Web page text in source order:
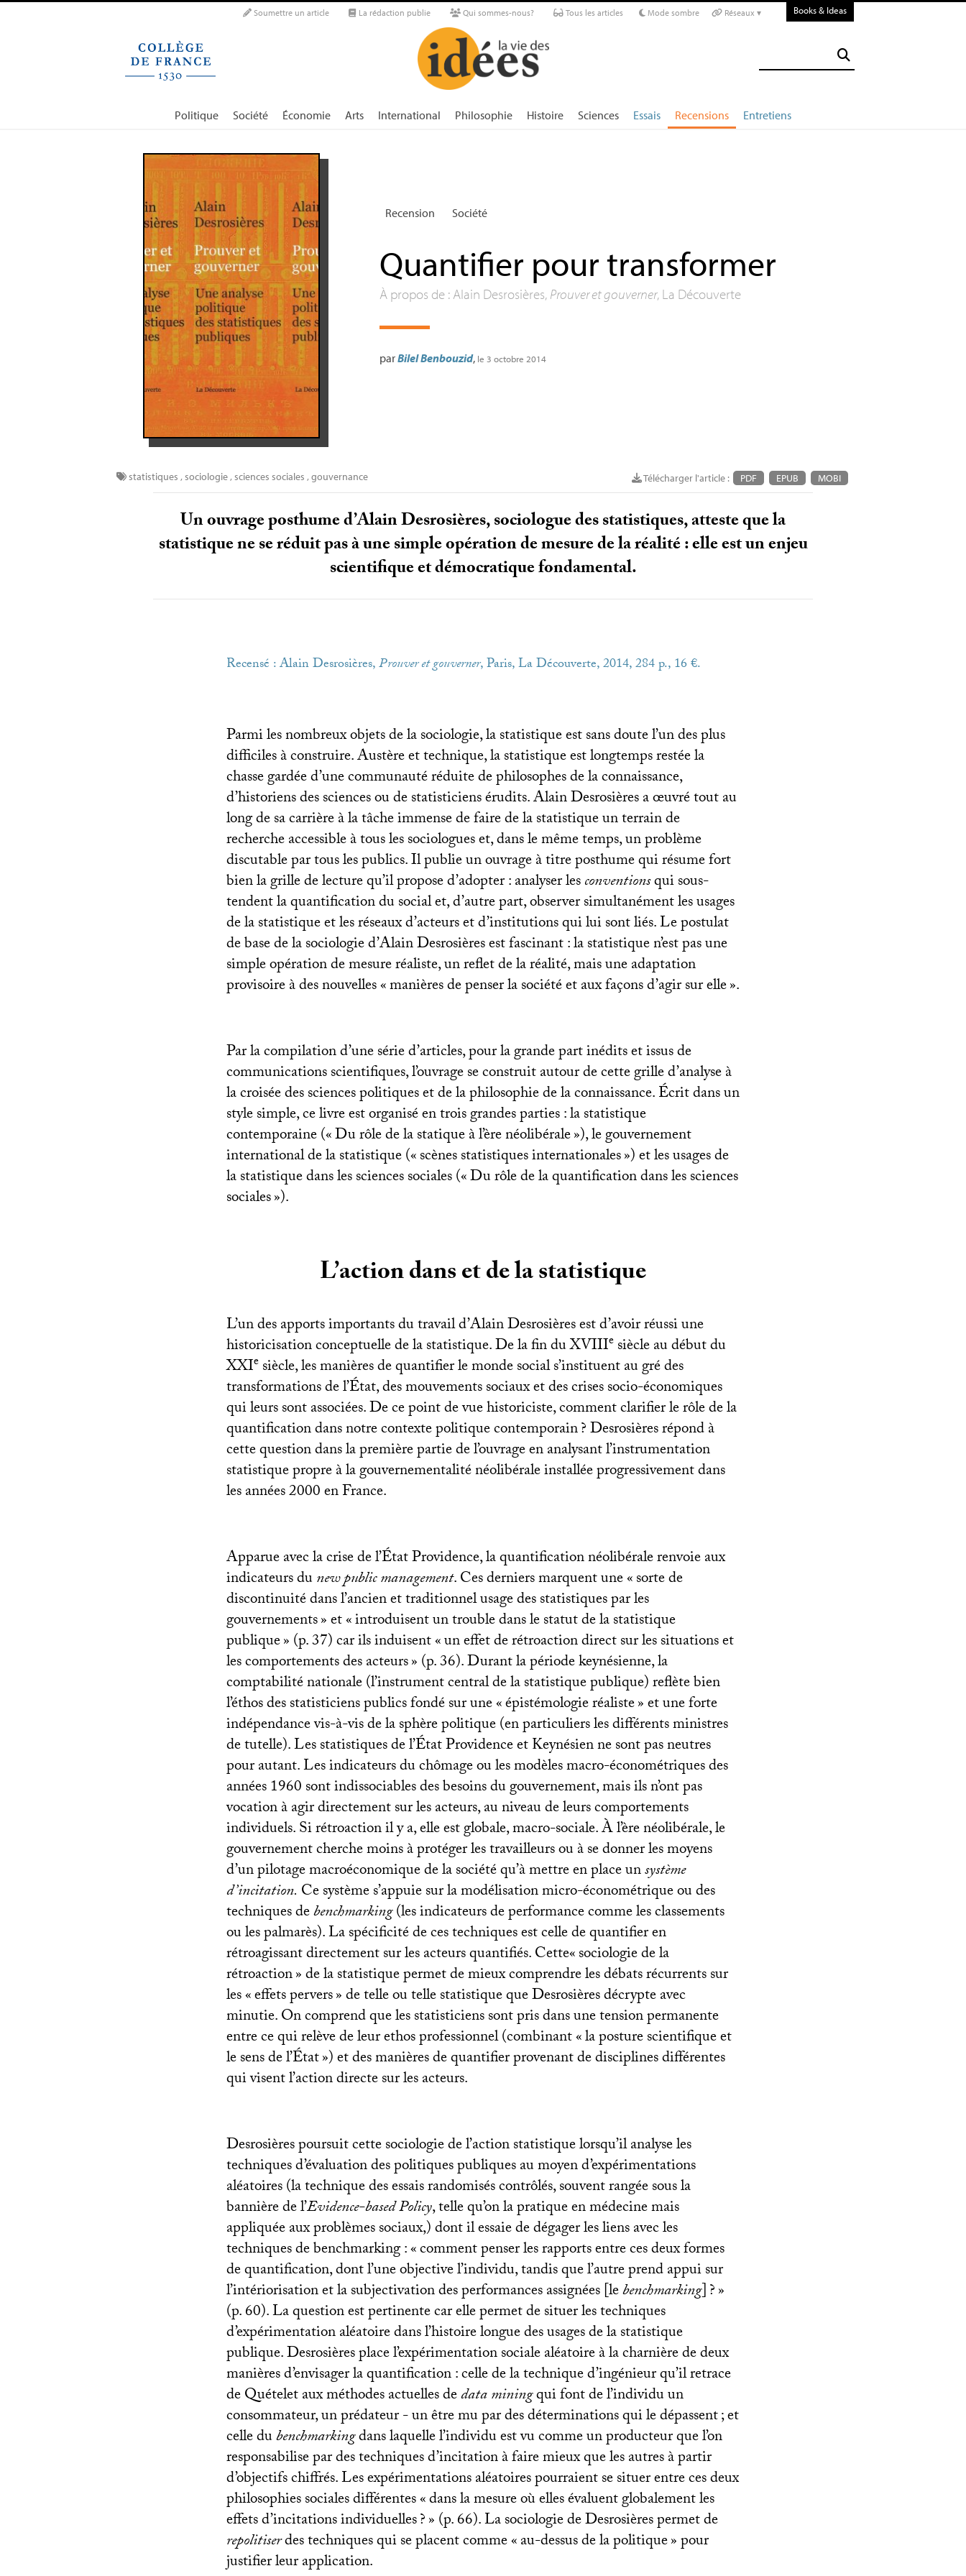
Soumettre un article La rédaction publie Qui sommes-nous? Tous les articles Mode sombre Réseaux ▾ Books & Ideas
Politique Société Économie Arts International Philosophie Histoire Sciences Essais Recensions Entretiens
Recension Société
Quantifier pour transformer
À propos de : Alain Desrosières, Prouver et gouverner, La Découverte
parBilel Benbouzid, le 3 octobre 2014
Télécharger l'article : PDF EPUB MOBI
statistiques ,sociologie,sciences sociales ,gouvernance
Un ouvrage posthume d’Alain Desrosières, sociologue des statistiques, atteste que la
statistique ne se réduit pas à une simple opération de mesure de la réalité : elle est un enjeu
scientifique et démocratique fondamental.
Recensé : Alain Desrosières,Prouver et gouverner, Paris, La Découverte, 2014, 284 p., 16 €.
Parmi les nombreux objets de la sociologie, la statistique est sans doute l’un des plus
difficiles à construire. Austère et technique, la statistique est longtemps restée la
chasse gardée d’une communauté réduite de philosophes de la connaissance,
d’historiens des sciences ou de statisticiens érudits. Alain Desrosières a œuvré tout au
long de sa carrière à la tâche immense de faire de la statistique un terrain de
recherche accessible à tous les sociologues et, dans le même temps, un problème
discutable par tous les publics. Il publie un ouvrage à titre posthume qui résume fort
bien la grille de lecture qu’il propose d’adopter : analyser lesconventionsqui sous-
tendent la quantification du social et, d’autre part, observer simultanément les usages
de la statistique et les réseaux d’acteurs et d’institutions qui lui sont liés. Le postulat
de base de la sociologie d’Alain Desrosières est fascinant : la statistique n’est pas une
simple opération de mesure réaliste, un reflet de la réalité, mais une adaptation
provisoire à des nouvelles «manières de penser la société et aux façons d’agir sur elle».
Par la compilation d’une série d’articles, pour la grande part inédits et issus de
communications scientifiques, l’ouvrage se construit autour de cette grille d’analyse à
la croisée des sciences politiques et de la philosophie de la connaissance. Écrit dans un
style simple, ce livre est organisé en trois grandes parties : la statistique
contemporaine («Du rôle de la statique à l’ère néolibérale»), le gouvernement
international de la statistique («scènes statistiques internationales») et les usages de
la statistique dans les sciences sociales («Du rôle de la quantification dans les sciences
sociales»).
L’action dans et de la statistique
L’un des apports importants du travail d’Alain Desrosières est d’avoir réussi une
historicisation conceptuelle de la statistique. De la fin duXVIIIe siècle au début du
XXIe siècle, les manières de quantifier le monde social s’instituent au gré des
transformations de l’État, des mouvements sociaux et des crises socio-économiques
qui leurs sont associées. De ce point de vue historiciste, comment clarifier le rôle de la
quantification dans notre contexte politique contemporain? Desrosières répond à
cette question dans la première partie de l’ouvrage en analysant l’instrumentation
statistique propre à la gouvernementalité néolibérale installée progressivement dans
les années 2000 en France.
Apparue avec la crise de l’État Providence, la quantification néolibérale renvoie aux
indicateurs dunew public management. Ces derniers marquent une «sorte de
discontinuité dans l’ancien et traditionnel usage des statistiques par les
gouvernements» et «introduisent un trouble dans le statut de la statistique
publique» (p. 37) car ils induisent «un effet de rétroaction direct sur les situations et
les comportements des acteurs» (p. 36). Durant la période keynésienne, la
comptabilité nationale (l’instrument central de la statistique publique) reflète bien
l’éthos des statisticiens publics fondé sur une «épistémologie réaliste» et une forte
indépendance vis-à-vis de la sphère politique (en particuliers les différents ministres
de tutelle). Les statistiques de l’État Providence et Keynésien ne sont pas neutres
pour autant. Les indicateurs du chômage ou les modèles macro-économétriques des
années 1960 sont indissociables des besoins du gouvernement, mais ils n’ont pas
vocation à agir directement sur les acteurs, au niveau de leurs comportements
individuels. Si rétroaction il y a, elle est globale, macro-sociale. À l’ère néolibérale, le
gouvernement cherche moins à protéger les travailleurs ou à se donner les moyens
d’un pilotage macroéconomique de la société qu’à mettre en place unsystème
d’incitation. Ce système s’appuie sur la modélisation micro-économétrique ou des
techniques debenchmarking(les indicateurs de performance comme les classements
ou les palmarès). La spécificité de ces techniques est celle de quantifier en
rétroagissant directement sur les acteurs quantifiés. Cette«sociologie de la
rétroaction» de la statistique permet de mieux comprendre les débats récurrents sur
les «effets pervers» de telle ou telle statistique que Desrosières décrypte avec
minutie. On comprend que les statisticiens sont pris dans une tension permanente
entre ce qui relève de leur ethos professionnel (combinant «la posture scientifique et
le sens de l’État») et des manières de quantifier provenant de disciplines différentes
qui visent l’action directe sur les acteurs.
Desrosières poursuit cette sociologie de l’action statistique lorsqu’il analyse les
techniques d’évaluation des politiques publiques au moyen d’expérimentations
aléatoires (la technique des essais randomisés contrôlés, souvent rangée sous la
bannière de l’Evidence-based Policy, telle qu’on la pratique en médecine mais
appliquée aux problèmes sociaux,) dont il essaie de dégager les liens avec les
techniques de benchmarking : «comment penser les rapports entre ces deux formes
de quantification, dont l’une objective l’individu, tandis que l’autre prend appui sur
l’intériorisation et la subjectivation des performances assignées [lebenchmarking]?»
(p. 60). La question est pertinente car elle permet de situer les techniques
d’expérimentation aléatoire dans l’histoire longue des usages de la statistique
publique. Desrosières place l’expérimentation sociale aléatoire à la charnière de deux
manières d’envisager la quantification : celle de la technique d’ingénieur qu’il retrace
de Quételet aux méthodes actuelles dedata miningqui font de l’individu un
consommateur, un prédateur - un être mu par des déterminations qui le dépassent; et
celle dubenchmarkingdans laquelle l’individu est vu comme un producteur que l’on
responsabilise par des techniques d’incitation à faire mieux que les autres à partir
d’objectifs chiffrés. Les expérimentations aléatoires pourraient se situer entre ces deux
philosophies sociales différentes «dans la mesure où elles évaluent globalement les
effets d’incitations individuelles?» (p. 66). La sociologie de Desrosières permet de
repolitiserdes techniques qui se placent comme «au-dessus de la politique» pour
justifier leur application.